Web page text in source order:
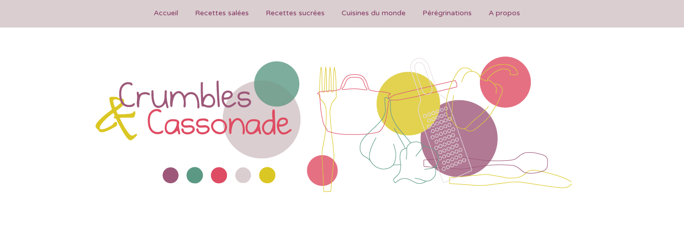
Accueil Recettes salées Recettes sucrées Cuisines du monde Pérégrinations A propos